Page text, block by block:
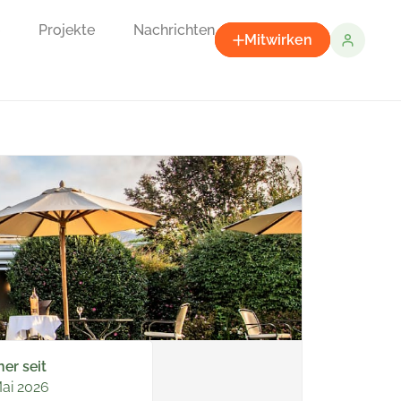
Projekte Nachrichten
Mitwirken
seit
2026